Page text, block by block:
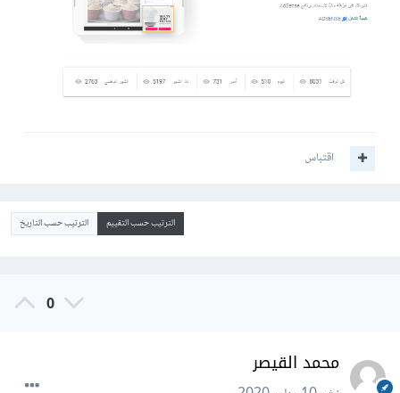
اقتباس
الترتيب حسب التقييم الترتيب حسب التاريخ
0
محمد القيصر